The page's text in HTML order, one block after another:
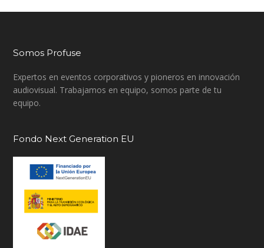
Somos Profuse
Expertos en eventos corporativos y pioneros en innovación
audiovisual. Trabajamos en equipo, somos parte de tu
equipo.
Fondo Next Generation EU